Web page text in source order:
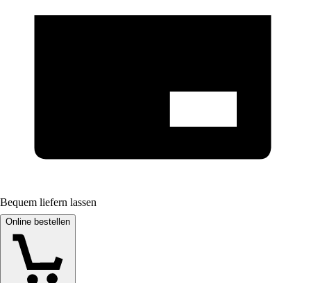
Bequem liefern lassen
Online bestellen